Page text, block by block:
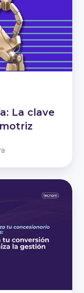
La clave